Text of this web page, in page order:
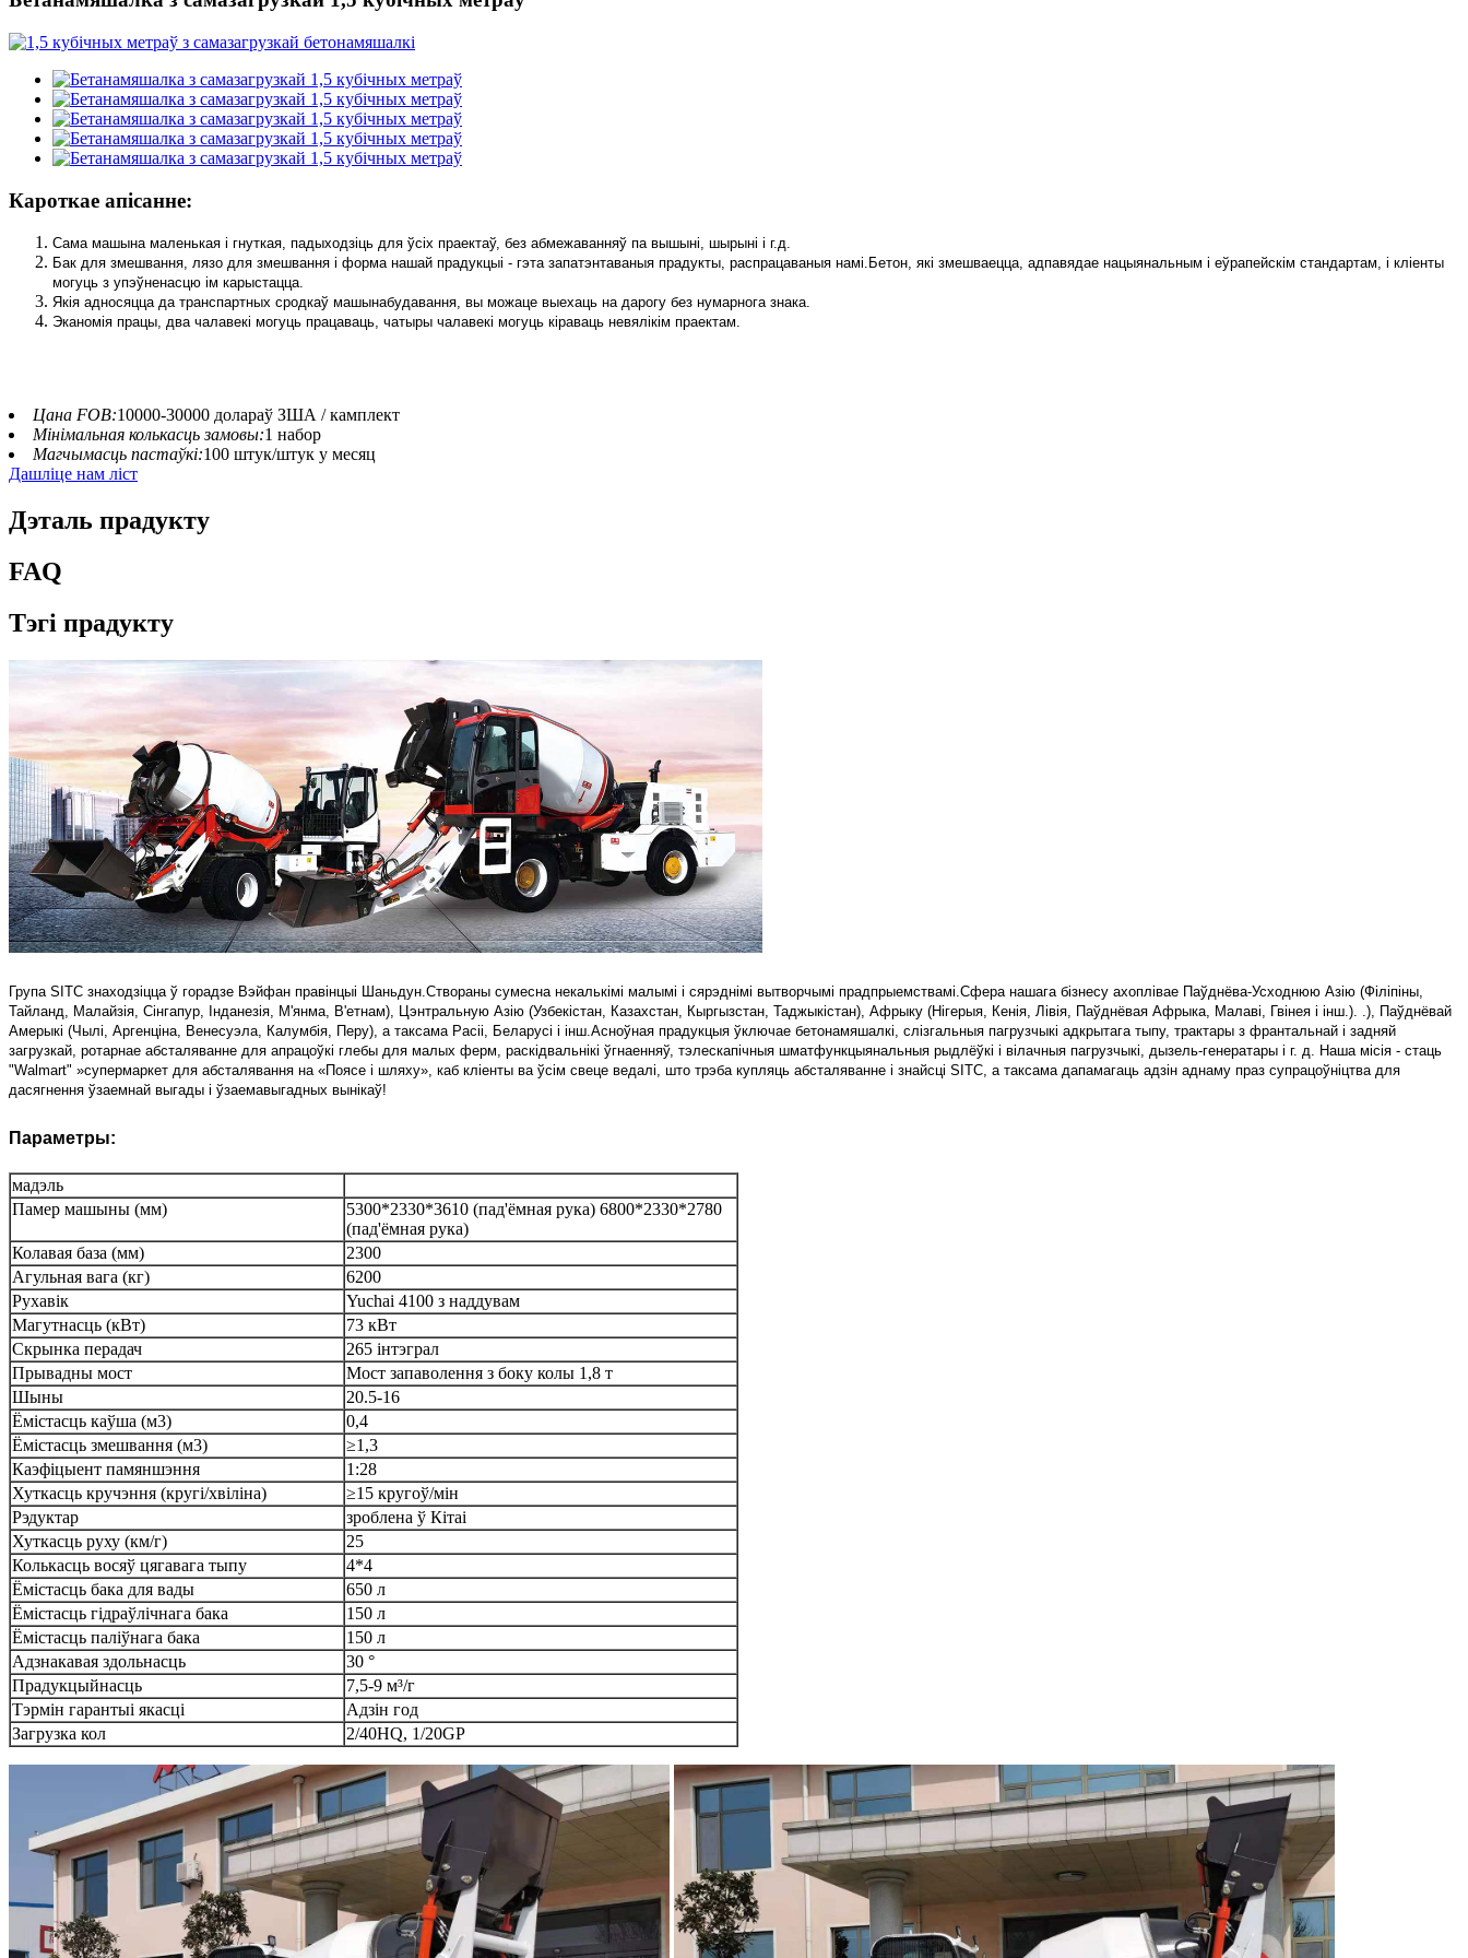
Кароткае апісанне:
Сама машына маленькая і гнуткая, падыходзіць для ўсіх праектаў, без абмежаванняў па вышыні, шырыні і г.д.
Бак для змешвання, лязо для змешвання і форма нашай прадукцыі - гэта запатэнтаваныя прадукты, распрацаваныя намі.Бетон, які змешваецца, адпавядае нацыянальным і еўрапейскім стандартам, і кліенты
могуць з упэўненасцю ім карыстацца.
Якія адносяцца да транспартных сродкаў машынабудавання, вы можаце выехаць на дарогу без нумарнога знака.
Эканомія працы, два чалавекі могуць працаваць, чатыры чалавекі могуць кіраваць невялікім праектам.
Цана FOB:10000-30000 долараў ЗША / камплект
Мінімальная колькасць замовы:1 набор
Магчымасць пастаўкі:100 штук/штук у месяц
Дашліце нам ліст
Дэталь прадукту
FAQ
Тэгі прадукту
Група SITC знаходзіцца ў горадзе Вэйфан правінцыі Шаньдун.Створаны сумесна некалькімі малымі і сярэднімі вытворчымі прадпрыемствамі.Сфера нашага бізнесу ахоплівае Паўднёва-Усходнюю Азію (Філіпіны,
Тайланд, Малайзія, Сінгапур, Інданезія, М'янма, В'етнам), Цэнтральную Азію (Узбекістан, Казахстан, Кыргызстан, Таджыкістан), Афрыку (Нігерыя, Кенія, Лівія, Паўднёвая Афрыка, Малаві, Гвінея і інш.). .), Паўднёвай
Амерыкі (Чылі, Аргенціна, Венесуэла, Калумбія, Перу), а таксама Расіі, Беларусі і інш.Асноўная прадукцыя ўключае бетонамяшалкі, слізгальныя пагрузчыкі адкрытага тыпу, трактары з франтальнай і задняй
загрузкай, ротарнае абсталяванне для апрацоўкі глебы для малых ферм, раскідвальнікі ўгнаенняў, тэлескапічныя шматфункцыянальныя рыдлёўкі і вілачныя пагрузчыкі, дызель-генератары і г. д. Наша місія - стаць
"Walmart" »супермаркет для абсталявання на «Поясе і шляху», каб кліенты ва ўсім свеце ведалі, што трэба купляць абсталяванне і знайсці SITC, а таксама дапамагаць адзін аднаму праз супрацоўніцтва для
дасягнення ўзаемнай выгады і ўзаемавыгадных вынікаў!
Параметры:
мадэль
Памер машыны (мм)
5300*2330*3610 (пад'ёмная рука) 6800*2330*2780
(пад'ёмная рука)
Колавая база (мм)
2300
Агульная вага (кг)
6200
Рухавік
Yuchai 4100 з наддувам
Магутнасць (кВт)
73 кВт
Скрынка перадач
265 інтэграл
Прывадны мост
Мост запаволення з боку колы 1,8 т
Шыны
20.5-16
Ёмістасць каўша (м3)
0,4
Ёмістасць змешвання (м3)
≥1,3
Каэфіцыент памяншэння
1:28
Хуткасць кручэння (кругі/хвіліна)
≥15 кругоў/мін
Рэдуктар
зроблена ў Кітаі
Хуткасць руху (км/г)
25
Колькасць восяў цягавага тыпу
4*4
Ёмістасць бака для вады
650 л
Ёмістасць гідраўлічнага бака
150 л
Ёмістасць паліўнага бака
150 л
Адзнакавая здольнасць
30 °
Прадукцыйнасць
7,5-9 м³/г
Тэрмін гарантыі якасці
Адзін год
Загрузка кол
2/40HQ, 1/20GP